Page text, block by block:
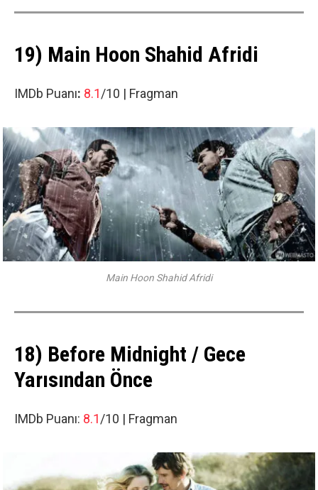
19) Main Hoon Shahid Afridi
IMDb Puanı: 8.1/10 | Fragman
Main Hoon Shahid Afridi
18) Before Midnight / Gece
Yarısından Önce
IMDb Puanı: 8.1/10 | Fragman